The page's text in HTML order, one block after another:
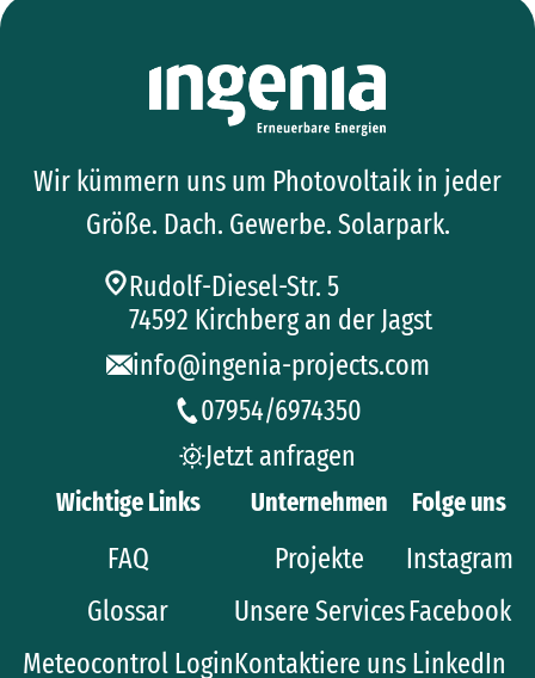
Wir kümmern uns um Photovoltaik in jeder
Größe. Dach. Gewerbe. Solarpark.
Rudolf-Diesel-Str. 5
74592 Kirchberg an der Jagst
info@ingenia-projects.com
07954/6974350
Jetzt anfragen
Wichtige Links
FAQ
Glossar
Meteocontrol Login
Unternehmen
Projekte
Unsere Services
Kontaktiere uns
Folge uns
Instagram
Facebook
LinkedIn